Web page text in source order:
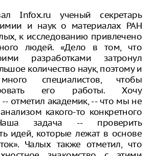
Infox.ru ученый секретарь
и наук о материалах РАН
к исследованию привлечено
людей. «Дело в том, что
разработками затронул
количество наук, поэтому и
специалистов, чтобы
его работы. Хочу
-- отметил академик, -- что мы не
какого-то конкретного
задача -- проверить
идей, которые лежат в основе
Чалых также отметил, что